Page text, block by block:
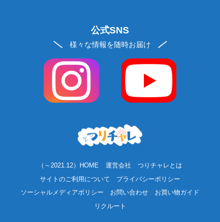
公式SNS
様々な情報を随時お届け
（～2021.12）HOME 運営会社
つりチャレとは
サイトのご利用について
プライバシーポリシー
ソーシャルメディアポリシー
お問い合わせ
お買い物ガイド
リクルート